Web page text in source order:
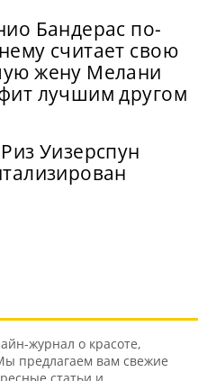
Бандерас по-
считает свою
жену Мелани
лучшим другом
Уизерспун
журнал о красоте,
предлагаем вам свежие